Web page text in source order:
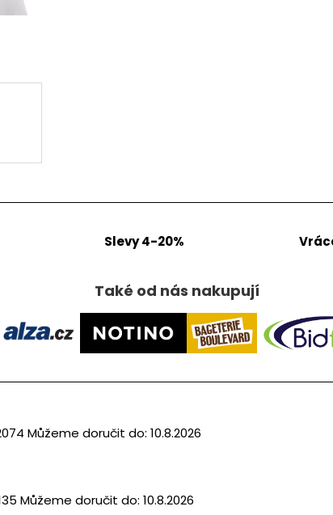
Slevy 4-20%
Také od nás nakupují
Můžeme doručit do: 10.8.2026
Můžeme doručit do: 10.8.2026